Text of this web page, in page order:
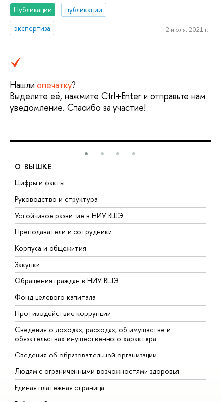
Публикации
публикации
экспертиза
2 июля, 2021 г.
Нашли опечатку?
Выделите её, нажмите Ctrl+Enter и отправьте нам
уведомление. Спасибо за участие!
О ВЫШКЕ
Цифры и факты
Руководство и структура
Устойчивое развитие в НИУ ВШЭ
Преподаватели и сотрудники
Корпуса и общежития
Закупки
Обращения граждан в НИУ ВШЭ
Фонд целевого капитала
Противодействие коррупции
Сведения о доходах, расходах, об имуществе и
обязательствах имущественного характера
Сведения об образовательной организации
Людям с ограниченными возможностями здоровья
Единая платежная страница